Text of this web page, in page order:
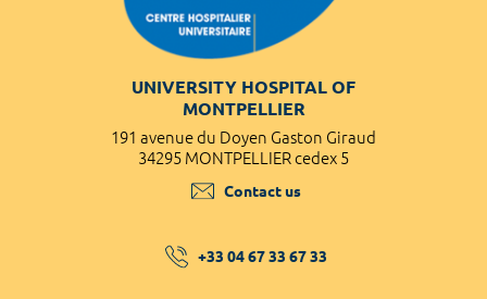
UNIVERSITY HOSPITAL OF
MONTPELLIER
191 avenue du Doyen Gaston Giraud
34295 MONTPELLIER cedex 5
Contact us
+33 04 67 33 67 33